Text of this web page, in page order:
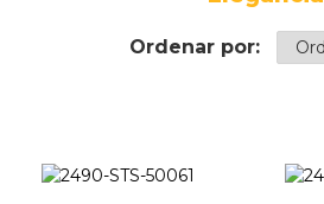
Ordenar por: